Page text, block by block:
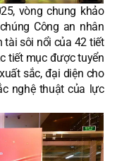
vòng chung khảo
Công an nhân
tài sôi nổi của 42 tiết
tiết mục được tuyển
sắc, đại diện cho
nghệ thuật của lực